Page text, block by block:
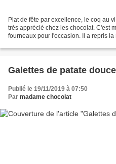
Plat de fête par excellence, le coq au
très apprécié chez les chocolat. C'est
fourneaux pour l'occasion. Il a repris la
Galettes de patate douce
Publié le 19/11/2019 à 07:50
Par madame chocolat